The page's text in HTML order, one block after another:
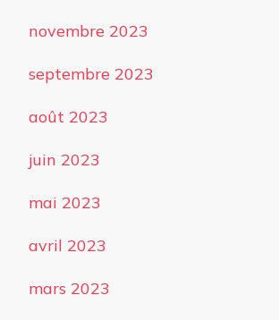
novembre 2023
septembre 2023
août 2023
juin 2023
mai 2023
avril 2023
mars 2023